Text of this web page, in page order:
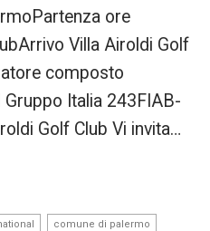
ore
Villa Airoldi Golf
composto
Italia 243FIAB-
Golf Club Vi invita…
comune di palermo